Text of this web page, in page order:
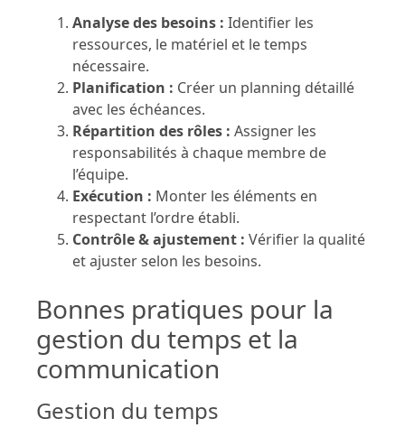
Analyse des besoins : Identifier les
ressources, le matériel et le temps
nécessaire.
Planification : Créer un planning détaillé
avec les échéances.
Répartition des rôles : Assigner les
responsabilités à chaque membre de
l’équipe.
Exécution : Monter les éléments en
respectant l’ordre établi.
Contrôle & ajustement : Vérifier la qualité
et ajuster selon les besoins.
Bonnes pratiques pour la
gestion du temps et la
communication
Gestion du temps